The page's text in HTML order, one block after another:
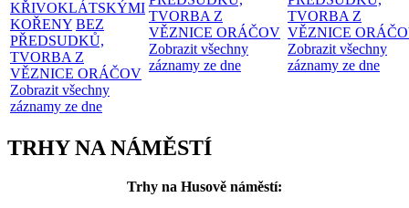
KŘIVOKLÁTSKÝMI
KOŘENY BEZ
PŘEDSUDKŮ,
TVORBA Z
VĚZNICE ORÁČOV
Zobrazit všechny
záznamy ze dne
TVORBA Z
VĚZNICE ORÁČOV
Zobrazit všechny
záznamy ze dne
TVORBA Z
VĚZNICE
Zobrazit všechny
záznamy ze dne
TRHY NA NÁMĚSTÍ
Trhy na Husově náměstí: